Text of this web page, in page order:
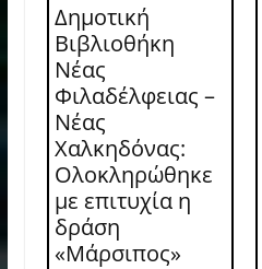
Δημοτική
Βιβλιοθήκη
Νέας
Φιλαδέλφειας –
Νέας
Χαλκηδόνας:
Ολοκληρώθηκε
με επιτυχία η
δράση
«Μάρσιπος»